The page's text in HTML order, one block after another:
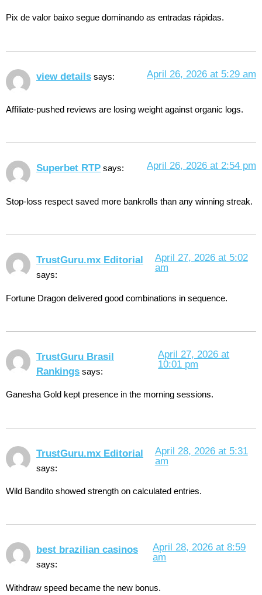
Pix de valor baixo segue dominando as entradas rápidas.
view details says: April 26, 2026 at 5:29 am
Affiliate-pushed reviews are losing weight against organic logs.
Superbet RTP says: April 26, 2026 at 2:54 pm
Stop-loss respect saved more bankrolls than any winning streak.
TrustGuru.mx Editorial
says:
April 27, 2026 at 5:02
am
Fortune Dragon delivered good combinations in sequence.
TrustGuru Brasil
Rankings says:
April 27, 2026 at
10:01 pm
Ganesha Gold kept presence in the morning sessions.
TrustGuru.mx Editorial
says:
April 28, 2026 at 5:31
am
Wild Bandito showed strength on calculated entries.
best brazilian casinos
says:
April 28, 2026 at 8:59
am
Withdraw speed became the new bonus.